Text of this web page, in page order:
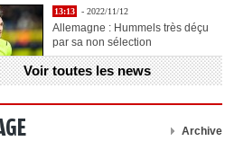
13:13 - 2022/11/12
Allemagne : Hummels très déçu
par sa non sélection
13:11 - 2022/11/12
Henry explique la chose qu'il
Voir toutes les news
Archive